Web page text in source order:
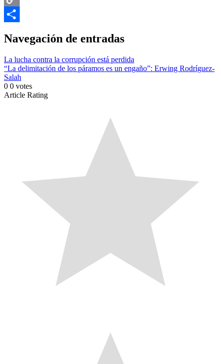
Copy
Navegación de entradas
La lucha contra la corrupción está perdida
“La delimitación de los páramos es un engaño”: Erwing Rodríguez-
Salah
0 0 votes
Article Rating